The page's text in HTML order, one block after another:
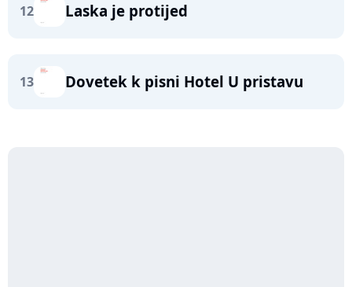
12 Laska je protijed
13 Dovetek k pisni Hotel U pristavu